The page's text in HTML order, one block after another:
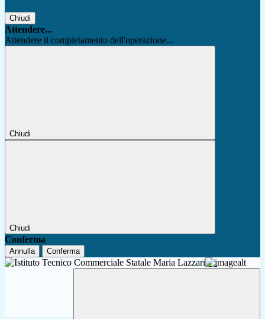
Chiudi
Attendere...
Attendere il completamento dell'operazione...
Chiudi
Chiudi
Conferma
Annulla Conferma